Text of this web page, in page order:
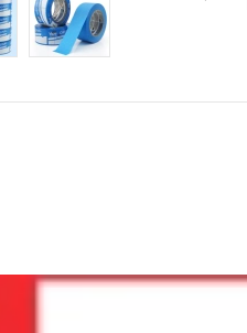
Băng keo hai mặt
độ nhớt cao Băng
keo hai mặt dính